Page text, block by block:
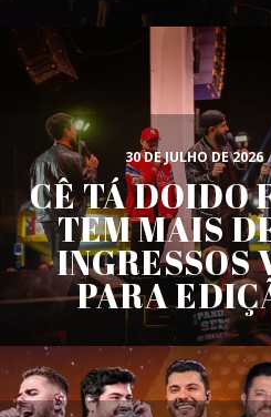
30 DE JULHO DE 2026 /
CÊ TÁ DOIDO
TEM MAIS
INGRESSOS
PARA